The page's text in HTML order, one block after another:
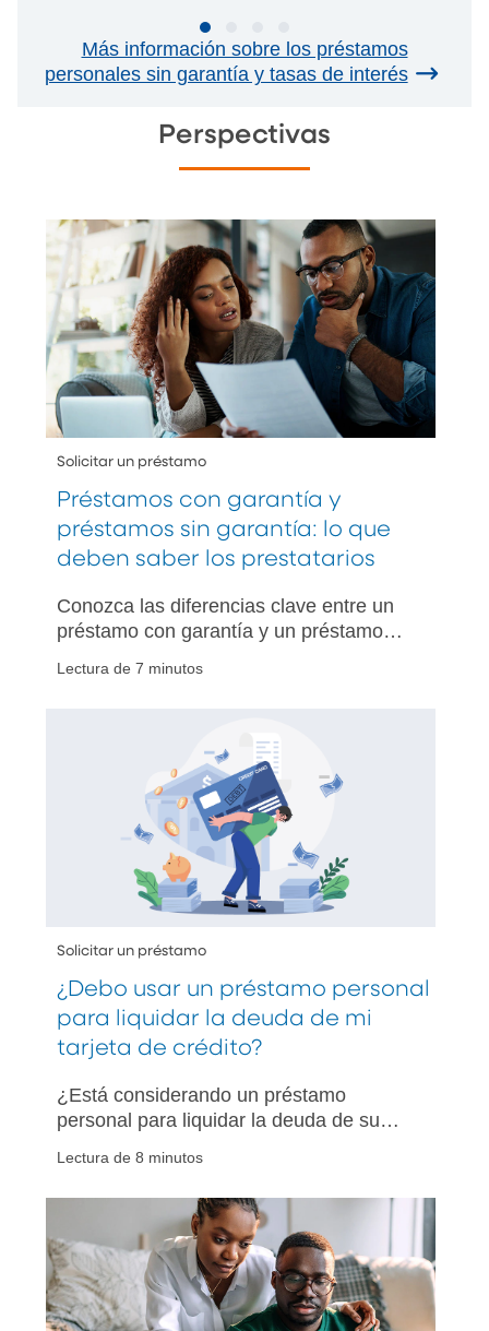
Más información sobre los préstamos
personales sin garantía y tasas de interés
Perspectivas
Solicitar un préstamo
Préstamos con garantía y
préstamos sin garantía: lo que
deben saber los prestatarios
Conozca las diferencias clave entre un
préstamo con garantía y un préstamo
Lectura de 7 minutos
Solicitar un préstamo
¿Debo usar un préstamo personal
para liquidar la deuda de mi
tarjeta de crédito?
¿Está considerando un préstamo
personal para liquidar la deuda de su
cómo elegir la mejor opción para usted.
Lectura de 8 minutos